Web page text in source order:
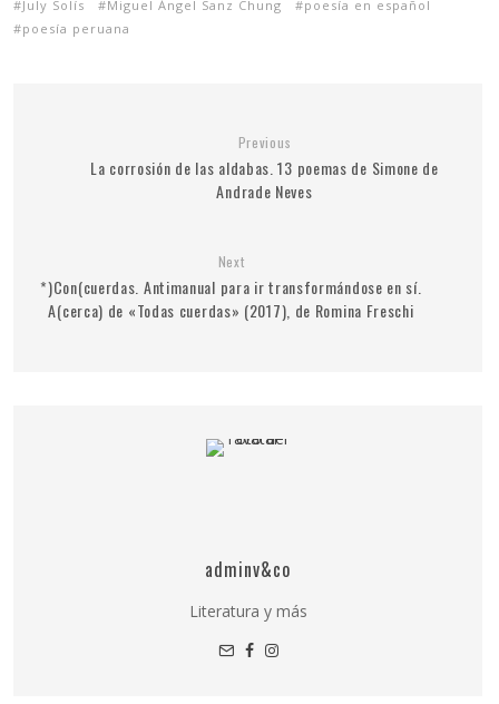
July Solís
Miguel Ángel Sanz Chung
poesía en español
poesía peruana
Previous
La corrosión de las aldabas. 13 poemas de Simone de
Andrade Neves
Next
*)Con(cuerdas. Antimanual para ir transformándose en sí.
A(cerca) de «Todas cuerdas» (2017), de Romina Freschi
adminv&co
Literatura y más